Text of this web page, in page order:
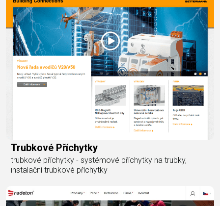
Trubkové Příchytky
trubkové příchytky - systémové příchytky na trubky,
instalační trubkové příchytky